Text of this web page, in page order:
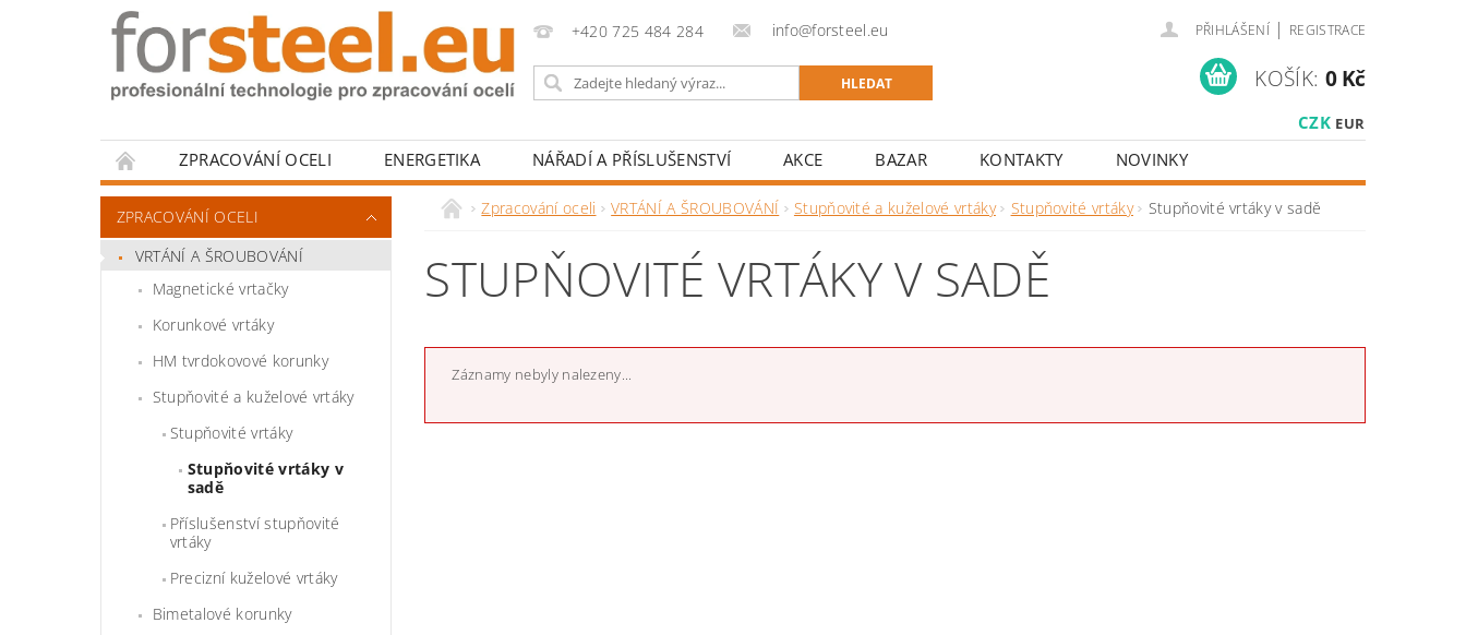
+420 725 484 284 info@forsteel.eu PŘIHLÁŠENÍ | REGISTRACE
CZK EUR
KOŠÍK: 0 Kč
ZPRACOVÁNÍ OCELI ENERGETIKA NÁŘADÍ A PŘÍSLUŠENSTVÍ AKCE BAZAR KONTAKTY
NOVINKY
HODNOCENÍ OBCHODU
ZPRACOVÁNÍ OCELI
VRTÁNÍ A ŠROUBOVÁNÍ
Magnetické vrtačky
Korunkové vrtáky
HM tvrdokovové korunky
Stupňovité a kuželové vrtáky
Stupňovité vrtáky
Stupňovité vrtáky v
sadě
Příslušenství stupňovité
vrtáky
Precizní kuželové vrtáky
Bimetalové korunky
Zpracování oceli VRTÁNÍ A ŠROUBOVÁNÍ Stupňovité a kuželové vrtáky Stupňovité vrtáky Stupňovité vrtáky v sadě
STUPŇOVITÉ VRTÁKY V SADĚ
Záznamy nebyly nalezeny...